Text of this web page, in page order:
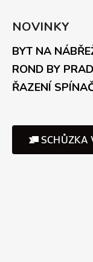
NOVINKY
BYT NA
ROND BY
ŘAZENÍ
SCHŮZKA